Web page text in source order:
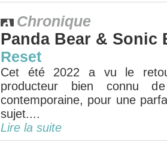
Chronique
Panda Bear & Sonic
Reset
Cet été 2022 a vu le
producteur bien connu
contemporaine, pour une
sujet....
Lire la suite